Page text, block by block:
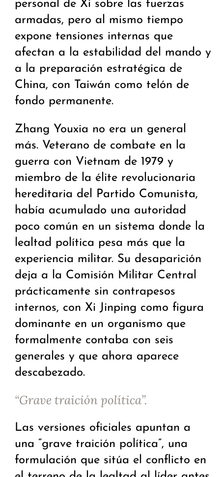
personal de Xi sobre las fuerzas
armadas, pero al mismo tiempo
expone tensiones internas que
afectan a la estabilidad del mando y
a la preparación estratégica de
China, con Taiwán como telón de
fondo permanente.
Zhang Youxia no era un general
más. Veterano de combate en la
guerra con Vietnam de 1979 y
miembro de la élite revolucionaria
hereditaria del Partido Comunista,
había acumulado una autoridad
poco común en un sistema donde la
lealtad política pesa más que la
experiencia militar. Su desaparición
deja a la Comisión Militar Central
prácticamente sin contrapesos
internos, con Xi Jinping como figura
dominante en un organismo que
formalmente contaba con seis
generales y que ahora aparece
descabezado.
“Grave traición política”.
Las versiones oficiales apuntan a
una “grave traición política”, una
formulación que sitúa el conflicto en